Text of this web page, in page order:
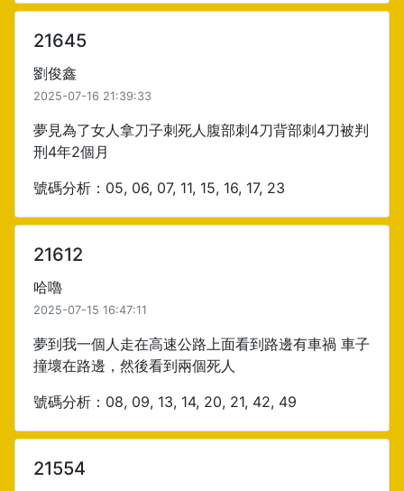
21645
劉俊鑫
2025-07-16 21:39:33
夢見為了女人拿刀子刺死人腹部刺4刀背部刺4刀被判
刑4年2個月
號碼分析：05, 06, 07, 11, 15, 16, 17, 23
21612
哈嚕
2025-07-15 16:47:11
夢到我一個人走在高速公路上面看到路邊有車禍 車子
撞壞在路邊，然後看到兩個死人
號碼分析：08, 09, 13, 14, 20, 21, 42, 49
21554